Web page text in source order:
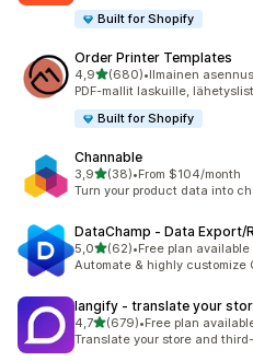
Built for Shopify
Order Printer Templates
4,9/ 5 tähteä
(680)
680 arvostelua yhteensä
•Ilmainen asennus
PDF-mallit laskuille,
Built for Shopify
Channable
3,9/ 5 tähteä
(38)
38 arvostelua yhteensä
•From $104/month
Turn your product data into
DataChamp ‑ Data Export/
5,0/ 5 tähteä
(62)
62 arvostelua yhteensä
•Free plan available
Automate & highly customize
langify ‑ translate your
4,7/ 5 tähteä
(679)
679 arvostelua yhteensä
•Free plan
Translate your store and